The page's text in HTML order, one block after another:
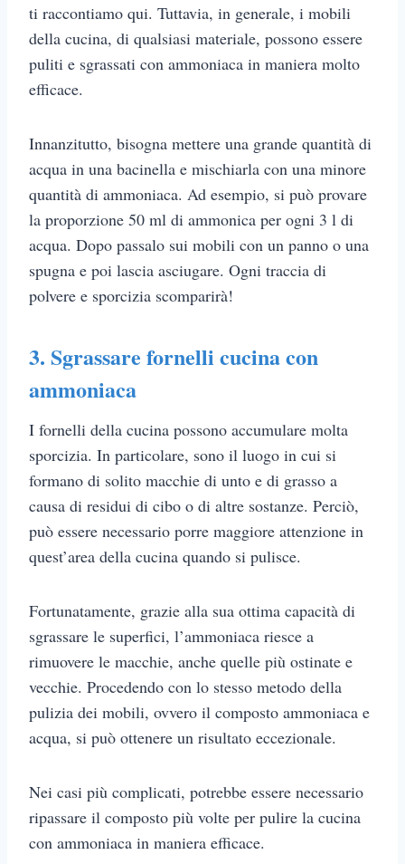
ti raccontiamo qui. Tuttavia, in generale, i mobili
della cucina, di qualsiasi materiale, possono essere
puliti e sgrassati con ammoniaca in maniera molto
efficace.
Innanzitutto, bisogna mettere una grande quantità di
acqua in una bacinella e mischiarla con una minore
quantità di ammoniaca. Ad esempio, si può provare
la proporzione 50 ml di ammonica per ogni 3 l di
acqua. Dopo passalo sui mobili con un panno o una
spugna e poi lascia asciugare. Ogni traccia di
polvere e sporcizia scomparirà!
3. Sgrassare fornelli cucina con
ammoniaca
I fornelli della cucina possono accumulare molta
sporcizia. In particolare, sono il luogo in cui si
formano di solito macchie di unto e di grasso a
causa di residui di cibo o di altre sostanze. Perciò,
può essere necessario porre maggiore attenzione in
quest’area della cucina quando si pulisce.
Fortunatamente, grazie alla sua ottima capacità di
sgrassare le superfici, l’ammoniaca riesce a
rimuovere le macchie, anche quelle più ostinate e
vecchie. Procedendo con lo stesso metodo della
pulizia dei mobili, ovvero il composto ammoniaca e
acqua, si può ottenere un risultato eccezionale.
Nei casi più complicati, potrebbe essere necessario
ripassare il composto più volte per pulire la cucina
con ammoniaca in maniera efficace.